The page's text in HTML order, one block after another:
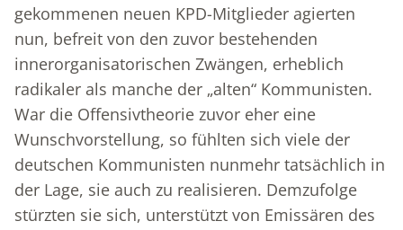
gekommenen neuen KPD-Mitglieder agierten
nun, befreit von den zuvor bestehenden
innerorganisatorischen Zwängen, erheblich
radikaler als manche der „alten“ Kommunisten.
War die Offensivtheorie zuvor eher eine
Wunschvorstellung, so fühlten sich viele der
deutschen Kommunisten nunmehr tatsächlich in
der Lage, sie auch zu realisieren. Demzufolge
stürzten sie sich, unterstützt von Emissären des